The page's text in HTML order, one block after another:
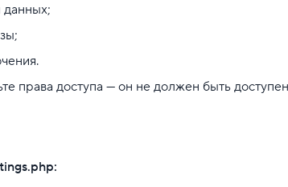
данных;
права доступа — он не должен быть